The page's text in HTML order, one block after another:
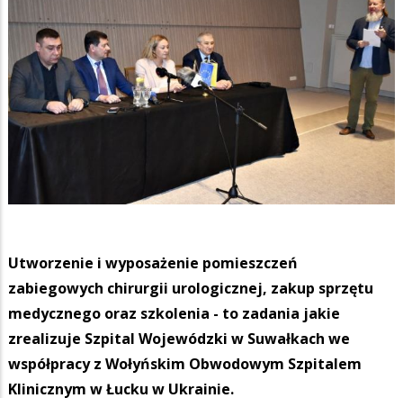
Utworzenie i wyposażenie pomieszczeń
zabiegowych chirurgii urologicznej, zakup sprzętu
medycznego oraz szkolenia - to zadania jakie
zrealizuje Szpital Wojewódzki w Suwałkach we
współpracy z Wołyńskim Obwodowym Szpitalem
Klinicznym w Łucku w Ukrainie.